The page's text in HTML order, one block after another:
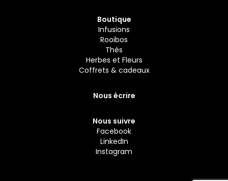
Boutique
Infusions
Rooibos
Thés
Herbes et Fleurs
Coffrets & cadeaux
Nous écrire
Nous suivre
Facebook
LinkedIn
Instagram